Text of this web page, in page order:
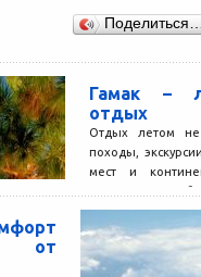
Гамак –
отдых
Отдых летом не
походы,
мест и
ассоциируется с
от